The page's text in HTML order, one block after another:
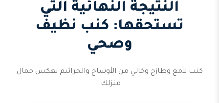
النتيجة النهائية التي
تستحقها: كنب نظيف
وصحي
كنب لامع وطازج وخالي من الأوساخ والجراثيم يعكس جمال
منزلك.